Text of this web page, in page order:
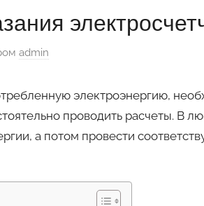
admin
электроэнергию,
проводить расчеты. В
а потом провести